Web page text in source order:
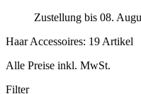
Zustellung bis 08.
Haar Accessoires: 19 Artikel
Alle Preise inkl. MwSt.
Filter